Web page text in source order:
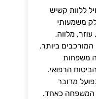
ללוות קשיש
משמעותי
מלווה,
ביותר.
משפחות
הרפואי.
מדובר
המשפחה כאחד.